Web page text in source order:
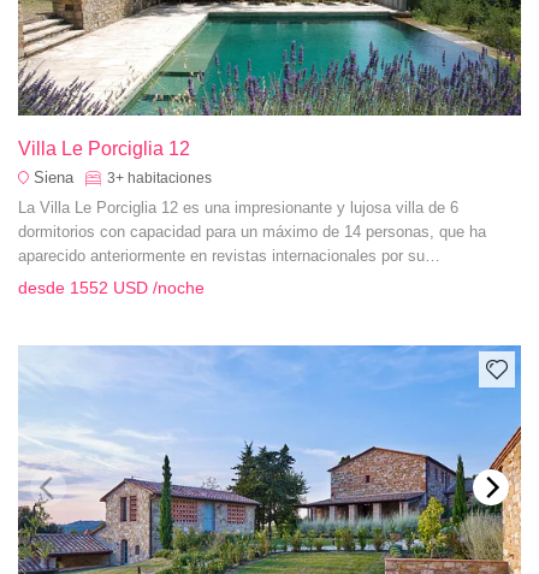
Villa Le Porciglia 12
Siena 3+ habitaciones
La Villa Le Porciglia 12 es una impresionante y lujosa villa de 6
dormitorios con capacidad para un máximo de 14 personas, que ha
aparecido anteriormente en revistas internacionales por su
magnificencia, situada a sólo 4 km del pueblo de Casole d'Elsa.
desde 1552 USD /noche